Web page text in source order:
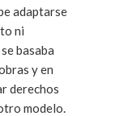
adaptarse
ni
basaba
y en
derechos
modelo.